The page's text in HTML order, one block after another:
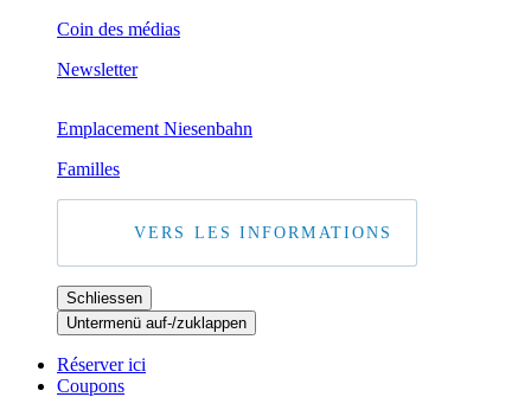
Coin des médias
Newsletter
Emplacement Niesenbahn
Familles
VERS LES INFORMATIONS
Schliessen
Untermenü auf-/zuklappen
Réserver ici
Coupons